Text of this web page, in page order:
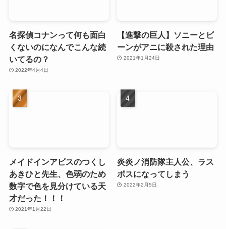
名探偵コナンって何も面白
くないのになんでこんな続
いてるの？
2022年4月4日
【進撃の巨人】ソニーとビ
ーンがアニに殺された理由
2021年1月24日
メイドインアビスのつくし
あきひと先生、色弱のため
数字で色を見分けている天
才だった！！！
2021年1月22日
炎炎ノ消防隊主人公、ラス
ボスになってしまう
2022年2月5日